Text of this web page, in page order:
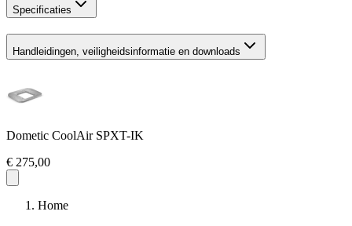
Specificaties
Handleidingen, veiligheidsinformatie en downloads
Dometic CoolAir SPXT-IK
€ 275,00
Home